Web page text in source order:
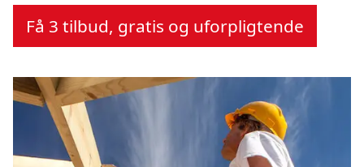
Få 3 tilbud, gratis og uforpligtende